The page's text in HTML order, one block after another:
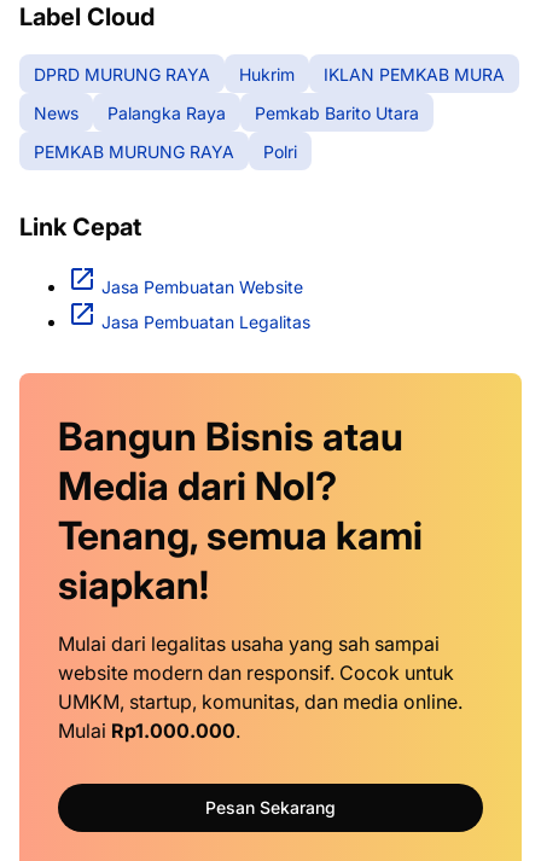
Label Cloud
DPRD MURUNG RAYA Hukrim
IKLAN PEMKAB MURA
News
Palangka Raya
Pemkab Barito Utara
PEMKAB MURUNG RAYA
Polri
Link Cepat
Jasa Pembuatan Website
Jasa Pembuatan Legalitas
Bangun Bisnis atau
Media dari Nol?
Tenang, semua kami
siapkan!
Mulai dari legalitas usaha yang sah sampai
website modern dan responsif. Cocok untuk
UMKM, startup, komunitas, dan media online.
Mulai Rp1.000.000.
Pesan Sekarang